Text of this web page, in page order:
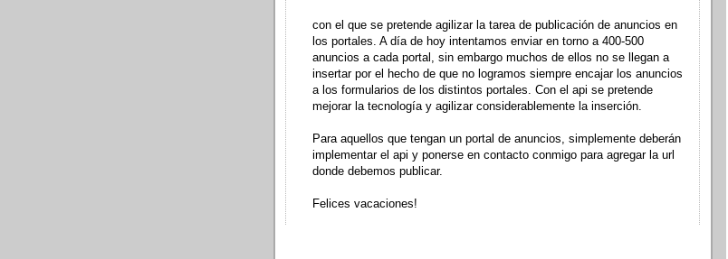
con el que se pretende agilizar la tarea de publicación de anuncios en
los portales. A día de hoy intentamos enviar en torno a 400-500
anuncios a cada portal, sin embargo muchos de ellos no se llegan a
insertar por el hecho de que no logramos siempre encajar los anuncios
a los formularios de los distintos portales. Con el api se pretende
mejorar la tecnología y agilizar considerablemente la inserción.
Para aquellos que tengan un portal de anuncios, simplemente deberán
implementar el api y ponerse en contacto conmigo para agregar la url
donde debemos publicar.
Felices vacaciones!